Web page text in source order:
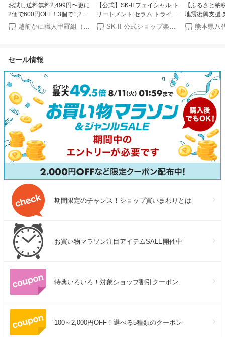
お試し送料無料2,499円〜更に
2個で600円OFF！3個で1,200
円OFF！4個で2,000円OFF！
楽天グルメ大賞受賞！楽天1位
越前かに職人甲羅組（DENSHOKU）
【公式】SK-II フェイシャル ト
リートメント セラム トライア
ル キット SK-2 / SK-II（エスケ
ーツー） 正規品 送料無料 SK2
SK-II 公式ショップ楽天市場店
【ふるさと納
地震復興支援
【訳あり】牛
肉 牛肉 訳あ
熊本県八
セール情報
期間限定のチャンス！ショップ買いまわりとは
お買い物マラソン注目アイテムSALE開催中
特典いろいろ！対象ショップ割引クーポン
100～2,000円OFF！選べる5種類のクーポン